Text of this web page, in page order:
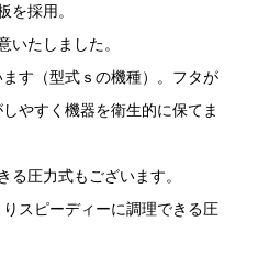
を採用。
いたしました。
す（型式ｓの機種）。フタが
やすく機器を衛生的に保てま
る圧力式もございます。
スピーディーに調理できる圧